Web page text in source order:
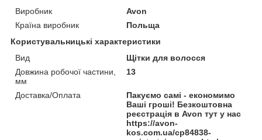
Виробник
Avon
Країна виробник
Польща
Користувальницькі характеристики
Вид
Щітки для волосся
Довжина робочої частини,
мм
13
Доставка/Оплата
Пакуємо самі - економимо
Ваші гроші! Безкоштовна
реєстрація в Avon тут у нас
https://avon-
kos.com.ua/cp84838-